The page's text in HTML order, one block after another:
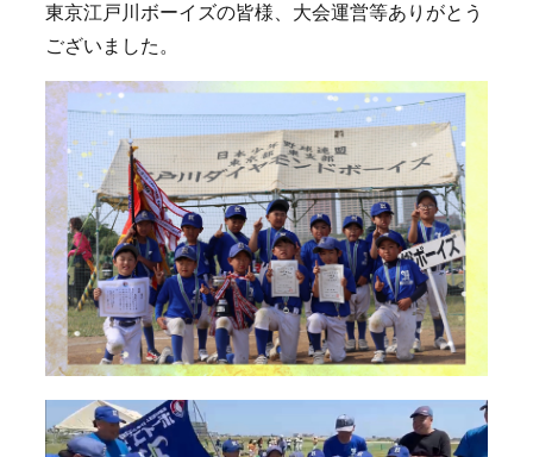
東京江戸川ボーイズの皆様、大会運営等ありがとう
ございました。